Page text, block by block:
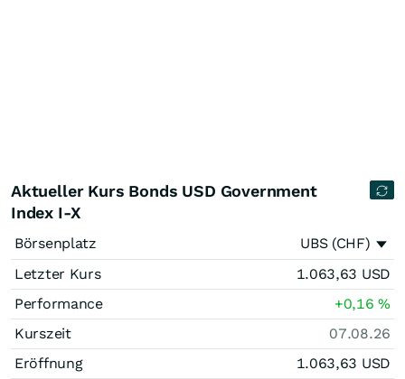
Aktueller Kurs Bonds USD Government
Index I-X
Börsenplatz
UBS (CHF)
Letzter Kurs
1.063,63 USD
Performance
+0,16%
Kurszeit
07.08.26
Eröffnung
1.063,63 USD